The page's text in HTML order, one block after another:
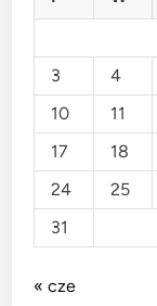
3
4
10
11
17
18
24
25
31
« cze